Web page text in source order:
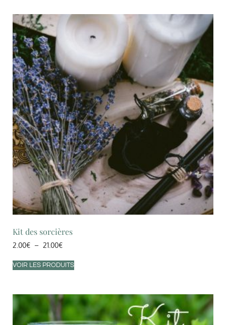
Kit des sorcières
2.00€ – 21.00€
VOIR LES PRODUITS